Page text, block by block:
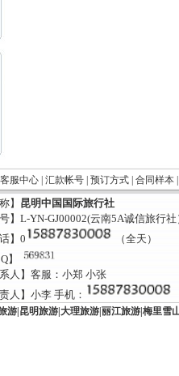
客服中心| 汇款帐号| 预订方式| 合同样本
】 昆明中国国际旅行社
号】L-YN-GJ00002(云南5A诚信旅行社
】0
（全天）
】
系人】客服：小郑 小张
人】小李 手机：
游| 昆明旅游| 大理旅游| 丽江旅游| 梅里雪